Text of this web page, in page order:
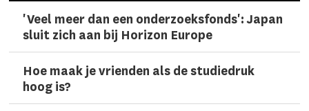
'Veel meer dan een onderzoeks­fonds': Japan
sluit zich aan bij Horizon Europe
Hoe maak je vrienden als de studiedruk
hoog is?